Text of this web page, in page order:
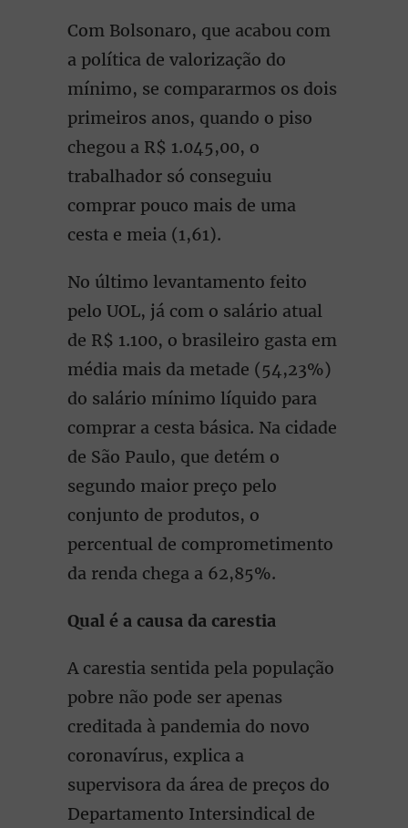
Com Bolsonaro, que acabou com
a política de valorização do
mínimo, se compararmos os dois
primeiros anos, quando o piso
chegou a R$ 1.045,00, o
trabalhador só conseguiu
comprar pouco mais de uma
cesta e meia (1,61).
No último levantamento feito
pelo UOL, já com o salário atual
de R$ 1.100, o brasileiro gasta em
média mais da metade (54,23%)
do salário mínimo líquido para
comprar a cesta básica. Na cidade
de São Paulo, que detém o
segundo maior preço pelo
conjunto de produtos, o
percentual de comprometimento
da renda chega a 62,85%.
Qual é a causa da carestia
A carestia sentida pela população
pobre não pode ser apenas
creditada à pandemia do novo
coronavírus, explica a
supervisora da área de preços do
Departamento Intersindical de